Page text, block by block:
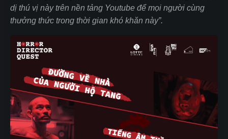
dị thú vị này trên nền tảng Youtube để mọi người cùng
thưởng thức trong thời gian khó khăn này”.